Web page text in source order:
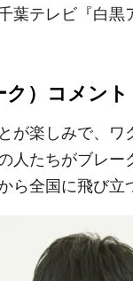
葉テレビ『白
）コメント
が楽しみで、
人たちがブレ
ら全国に飛び立